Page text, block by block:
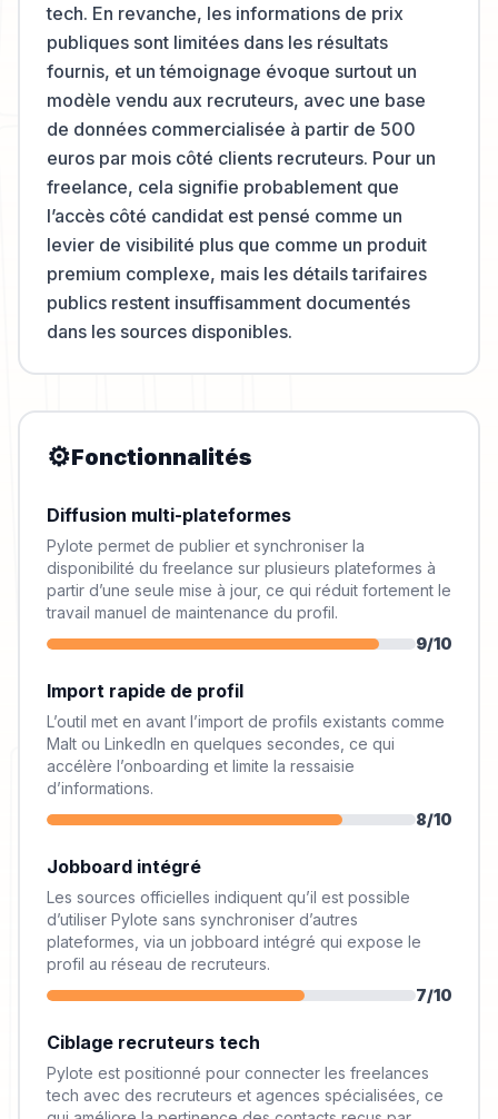
tech. En revanche, les informations de prix
publiques sont limitées dans les résultats
fournis, et un témoignage évoque surtout un
modèle vendu aux recruteurs, avec une base
de données commercialisée à partir de 500
euros par mois côté clients recruteurs. Pour un
freelance, cela signifie probablement que
l’accès côté candidat est pensé comme un
levier de visibilité plus que comme un produit
premium complexe, mais les détails tarifaires
publics restent insuffisamment documentés
dans les sources disponibles.
⚙️Fonctionnalités
Diffusion multi-plateformes
Pylote permet de publier et synchroniser la
disponibilité du freelance sur plusieurs plateformes à
partir d’une seule mise à jour, ce qui réduit fortement le
travail manuel de maintenance du profil.
9/10
Import rapide de profil
L’outil met en avant l’import de profils existants comme
Malt ou LinkedIn en quelques secondes, ce qui
accélère l’onboarding et limite la ressaisie
d’informations.
8/10
Jobboard intégré
Les sources officielles indiquent qu’il est possible
d’utiliser Pylote sans synchroniser d’autres
plateformes, via un jobboard intégré qui expose le
profil au réseau de recruteurs.
7/10
Ciblage recruteurs tech
Pylote est positionné pour connecter les freelances
tech avec des recruteurs et agences spécialisées, ce